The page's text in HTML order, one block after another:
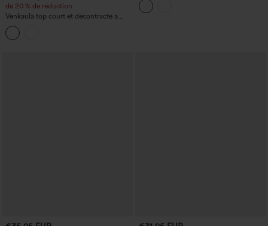
de 20 % de réduction
Venkaula top court et décontracté à
manches 3/4
soutien-gorge intégré